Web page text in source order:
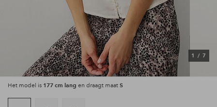
1 / 7
Het model is 177 cm lang en draagt maat S